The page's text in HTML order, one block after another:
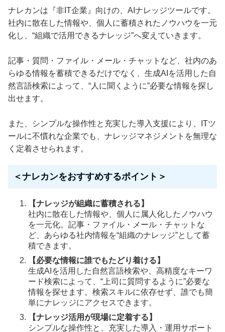
ナレカンは『非IT企業』向けの、AIナレッジツールです。
社内に散在した情報や、個人に蓄積されたノウハウを一元
化し、“組織で活用できるナレッジ”へ変えていきます。
記事・質問・ファイル・メール・チャットなど、社内のあ
らゆる情報を蓄積できるだけでなく、生成AIを活用した自
然言語検索によって、“人に聞くように”必要な情報を探し
出せます。
また、シンプルな操作性と充実した導入支援により、ITツ
ールに不慣れな企業でも、ナレッジマネジメントを無理な
く定着させられます。
＜ナレカンをおすすめするポイント＞
【ナレッジが組織に蓄積される】
社内に散在した情報や、個人に属人化したノウハウ
を一元化。記事・ファイル・メール・チャットな
ど、あらゆる社内情報を“組織のナレッジ”として蓄
積できます。
【必要な情報に誰でもたどり着ける】
生成AIを活用した自然言語検索や、高精度なキーワ
ード検索によって、“上司に質問するように”必要な
情報を探せます。検索スキルに依存せず、誰でも簡
単にナレッジにアクセスできます。
【ナレッジ活用が現場に定着する】
シンプルな操作性と、充実した導入・運用サポート